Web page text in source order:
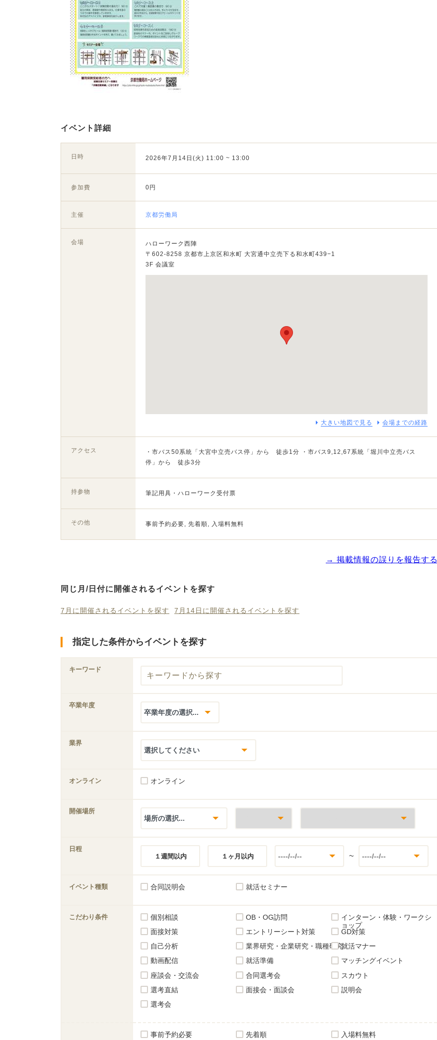
イベント詳細
日時 2026年7月14日(火) 11:00 ~ 13:00
参加費 0円
主催 京都労働局
会場
ハローワーク西陣
〒602-8258 京都市上京区和水町 大宮通中立売下る和水町439−1
3F 会議室
大きい地図で見る 会場までの経路
アクセス
・市バス50系統「大宮中立売バス停」から 徒歩1分 ・市バス9,12,67系統「堀川中立売バス
停」から 徒歩3分
持参物 筆記用具・ハローワーク受付票
その他 事前予約必要, 先着順, 入場料無料
→ 掲載情報の誤りを報告する
同じ月/日付に開催されるイベントを探す
7月に開催されるイベントを探す 7月14日に開催されるイベントを探す
指定した条件からイベントを探す
キーワード
卒業年度
業界
オンライン オンライン
開催場所
日程
１週間以内
１ヶ月以内 ~
イベント種類 合同説明会 就活セミナー
こだわり条件 個別相談 OB・OG訪問
インターン・体験・ワークシ
ョップ
面接対策
エントリーシート対策
GD対策
自己分析
業界研究・企業研究・職種研究就活マナー
動画配信
就活準備
マッチングイベント
座談会・交流会
合同選考会
スカウト
選考直結
面接会・面談会
説明会
選考会
事前予約必要 先着順
入場料無料